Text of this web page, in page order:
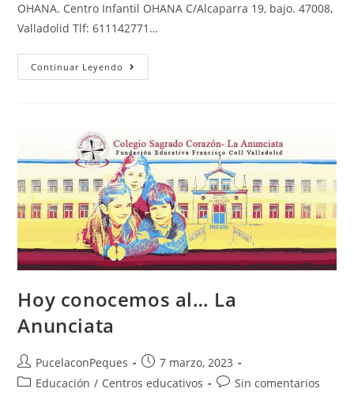
OHANA. Centro Infantil OHANA C/Alcaparra 19, bajo. 47008,
Valladolid Tlf: 611142771…
Continuar Leyendo
Hoy conocemos al… La
Anunciata
PucelaconPeques
7 marzo, 2023
Educación / Centros educativos Sin comentarios